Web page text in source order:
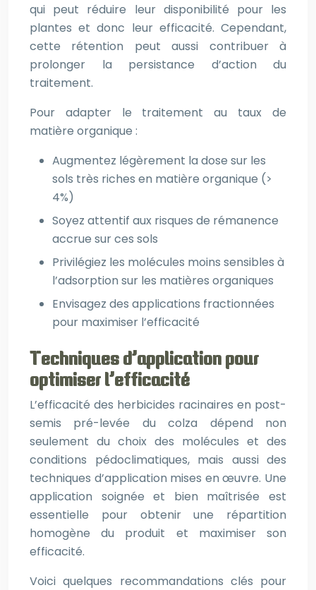
qui peut réduire leur disponibilité pour les
plantes et donc leur efficacité. Cependant,
cette rétention peut aussi contribuer à
prolonger la persistance d’action du
traitement.
Pour adapter le traitement au taux de
matière organique :
Augmentez légèrement la dose sur les
sols très riches en matière organique (>
4%)
Soyez attentif aux risques de rémanence
accrue sur ces sols
Privilégiez les molécules moins sensibles à
l’adsorption sur les matières organiques
Envisagez des applications fractionnées
pour maximiser l’efficacité
Techniques d’application pour
optimiser l’efficacité
L’efficacité des herbicides racinaires en post-
semis pré-levée du colza dépend non
seulement du choix des molécules et des
conditions pédoclimatiques, mais aussi des
techniques d’application mises en œuvre. Une
application soignée et bien maîtrisée est
essentielle pour obtenir une répartition
homogène du produit et maximiser son
efficacité.
Voici quelques recommandations clés pour